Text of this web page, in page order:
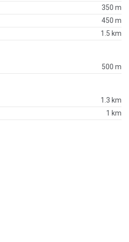
350 m
450 m
1.5 km
500 m
1.3 km
1 km